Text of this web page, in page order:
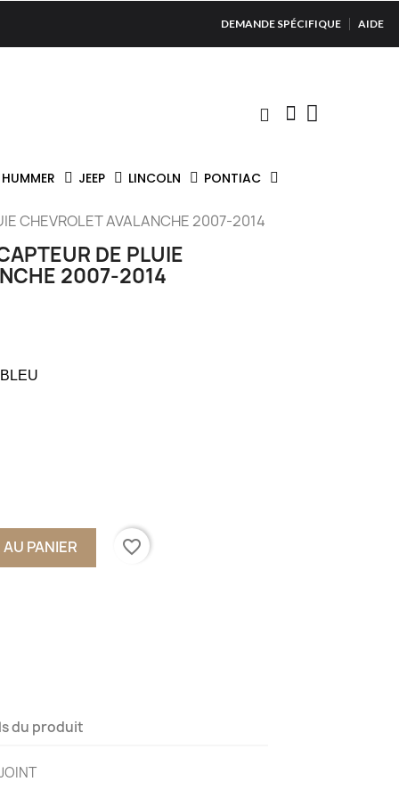
DEMANDE SPÉCIFIQUE AIDE
HUMMER JEEP LINCOLN PONTIAC
CHEVROLET AVALANCHE 2007-2014
DE PLUIE
2007-2014
PANIER favorite_border
du produit